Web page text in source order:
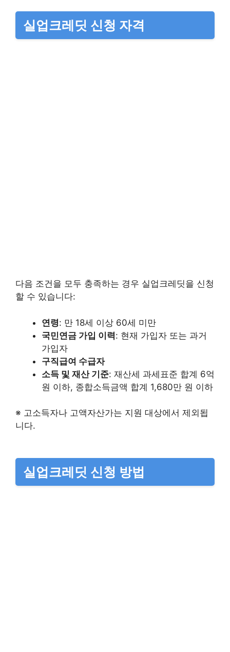
실업크레딧 신청 자격
다음 조건을 모두 충족하는 경우 실업크레딧을 신청
할 수 있습니다:
연령: 만 18세 이상 60세 미만
국민연금 가입 이력: 현재 가입자 또는 과거
가입자
구직급여 수급자
소득 및 재산 기준: 재산세 과세표준 합계 6억
원 이하, 종합소득금액 합계 1,680만 원 이하
※ 고소득자나 고액자산가는 지원 대상에서 제외됩
니다.
실업크레딧 신청 방법